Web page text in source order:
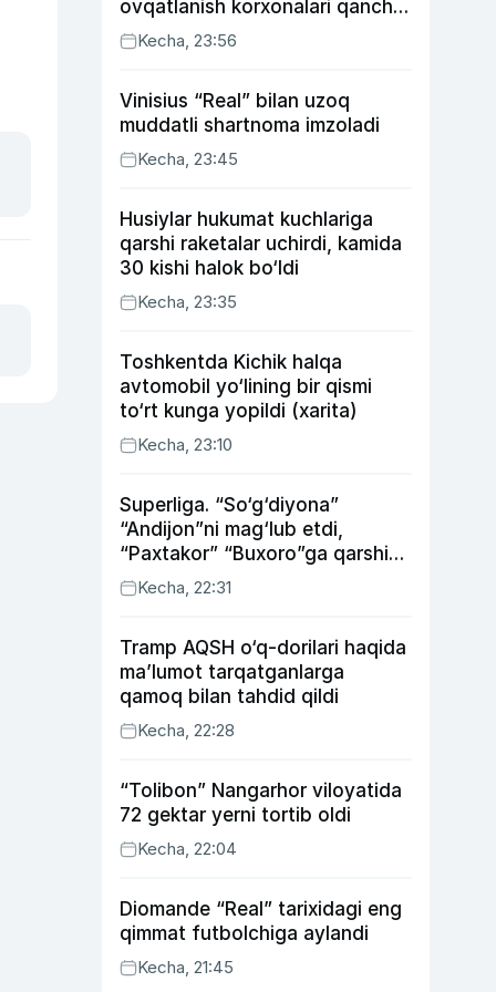
ovqatlanish korxonalari qancha
soliq toʻlagani ochiqlandi
Kecha, 23:56
Vinisius “Real” bilan uzoq
muddatli shartnoma imzoladi
Kecha, 23:45
Husiylar hukumat kuchlariga
qarshi raketalar uchirdi, kamida
30 kishi halok bo‘ldi
Kecha, 23:35
Toshkentda Kichik halqa
avtomobil yo‘lining bir qismi
to‘rt kunga yopildi (xarita)
Kecha, 23:10
Superliga. “So‘g‘diyona”
“Andijon”ni mag‘lub etdi,
“Paxtakor” “Buxoro”ga qarshi
bahsda g‘alabani qo‘ldan
chiqardi
Kecha, 22:31
Tramp AQSH o‘q-dorilari haqida
ma’lumot tarqatganlarga
qamoq bilan tahdid qildi
Kecha, 22:28
“Tolibon” Nangarhor viloyatida
72 gektar yerni tortib oldi
Kecha, 22:04
Diomande “Real” tarixidagi eng
qimmat futbolchiga aylandi
Kecha, 21:45